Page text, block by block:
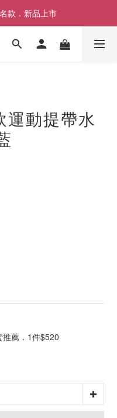
時1件免運
款．新品上市
時1件免運
運動提帶水
薦．1件$520